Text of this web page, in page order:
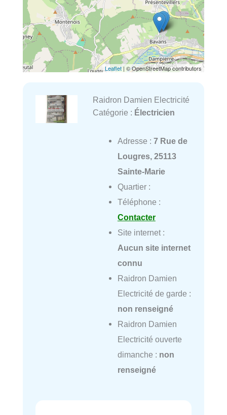
Leaflet | © OpenStreetMap contributors
Raidron Damien Electricité
Catégorie : Électricien
Adresse : 7 Rue de
Lougres, 25113
Sainte-Marie
Quartier :
Téléphone :
Contacter
Site internet :
Aucun site internet
connu
Raidron Damien
Electricité de garde :
non renseigné
Raidron Damien
Electricité ouverte
dimanche : non
renseigné